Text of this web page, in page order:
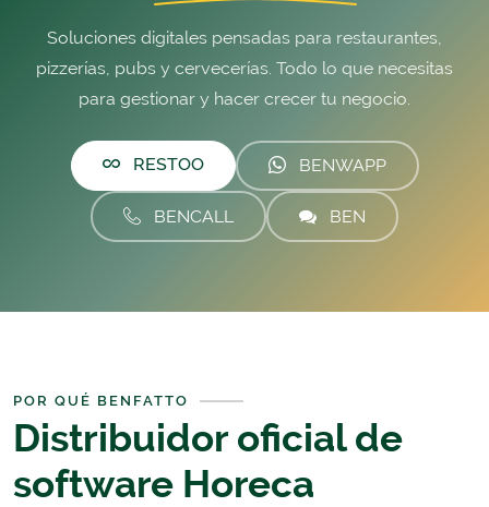
Soluciones digitales pensadas para restaurantes,
pizzerías, pubs y cervecerías. Todo lo que necesitas
para gestionar y hacer crecer tu negocio.
RESTOO BENWAPP
BENCALL BEN
POR QUÉ BENFATTO
Distribuidor oficial de
software Horeca